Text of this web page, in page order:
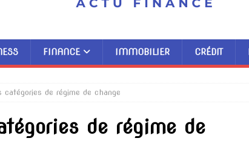
FINANCE IMMOBILIER CRÉDIT
catégories de régime de change
de régime de